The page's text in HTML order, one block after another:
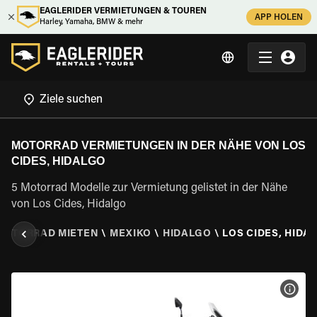
EAGLERIDER VERMIETUNGEN & TOUREN
Harley, Yamaha, BMW & mehr
APP HOLEN
MOTORRAD VERMIETUNGEN IN DER NÄHE VON LOS
CIDES, HIDALGO
5 Motorrad Modelle zur Vermietung gelistet in der Nähe
von Los Cides, Hidalgo
MIETEN \ MEXIKO \ HIDALGO \ LOS CIDES,